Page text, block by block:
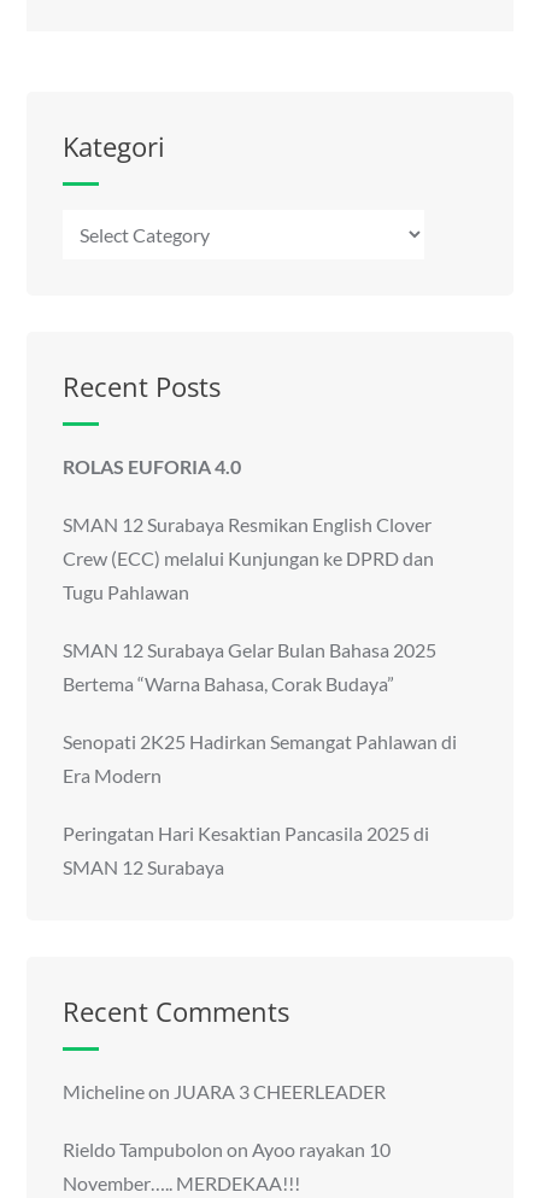
Kategori
Kategori
Recent Posts
ROLAS EUFORIA 4.0
SMAN 12 Surabaya Resmikan English Clover
Crew (ECC) melalui Kunjungan ke DPRD dan
Tugu Pahlawan
SMAN 12 Surabaya Gelar Bulan Bahasa 2025
Bertema “Warna Bahasa, Corak Budaya”
Senopati 2K25 Hadirkan Semangat Pahlawan di
Era Modern
Peringatan Hari Kesaktian Pancasila 2025 di
SMAN 12 Surabaya
Recent Comments
Michelineon JUARA 3 CHEERLEADER
Rieldo Tampubolon onAyoo rayakan 10
November….. MERDEKAA!!!